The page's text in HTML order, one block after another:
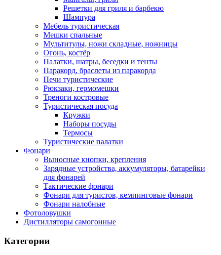
Решетки для гриля и барбекю
Шампура
Мебель туристическая
Мешки спальные
Мультитулы, ножи складные, ножницы
Огонь, костёр
Палатки, шатры, беседки и тенты
Паракорд, браслеты из паракорда
Печи туристические
Рюкзаки, гермомешки
Треноги костровые
Туристическая посуда
Кружки
Наборы посуды
Термосы
Туристические палатки
Фонари
Выносные кнопки, крепления
Зарядные устройства, аккумуляторы, батарейки
для фонарей
Тактические фонари
Фонари для туристов, кемпинговые фонари
Фонари налобные
Фотоловушки
Дистилляторы самогонные
Категории